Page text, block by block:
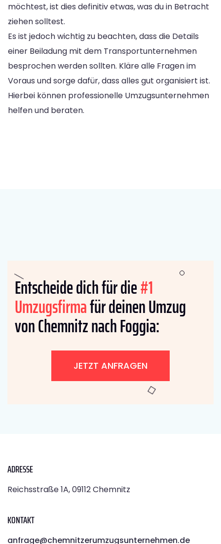
möchtest, ist dies definitiv etwas, was du in Betracht
ziehen solltest.
Es ist jedoch wichtig zu beachten, dass die Details
einer Beiladung mit dem Transportunternehmen
besprochen werden sollten. Kläre alle Fragen im
Voraus und sorge dafür, dass alles gut organisiert ist.
Hierbei können professionelle Umzugsunternehmen
helfen und beraten.
Entscheide dich für die#1
Umzugsfirmafür deinen Umzug
von Chemnitz nach Foggia:
JETZT ANFRAGEN
ADRESSE
Reichsstraße 1A, 09112 Chemnitz
KONTAKT
anfrage@chemnitzerumzugsunternehmen.de